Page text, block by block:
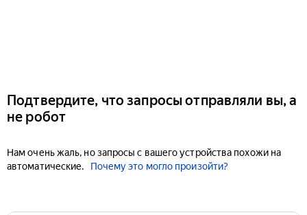
Подтвердите, что запросы отправляли вы, а
не робот
Нам очень жаль, но запросы с вашего устройства похожи на
автоматические.
Почему это могло произойти?